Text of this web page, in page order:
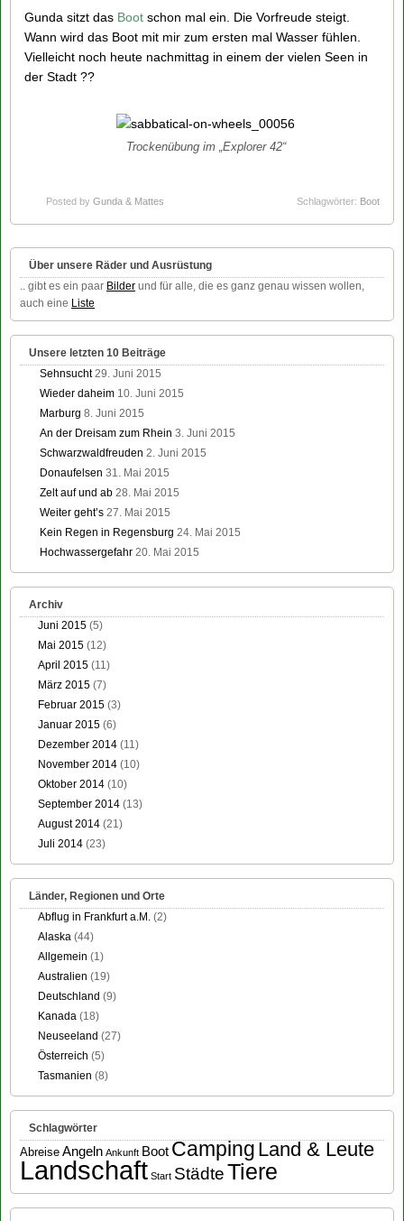
Gunda sitzt das Boot schon mal ein. Die Vorfreude steigt.
Wann wird das Boot mit mir zum ersten mal Wasser fühlen.
Vielleicht noch heute nachmittag in einem der vielen Seen in
der Stadt ??
Trockenübung im „Explorer 42“
Posted by Gunda & Mattes Schlagwörter: Boot
Über unsere Räder und Ausrüstung
.. gibt es ein paar Bilder und für alle, die es ganz genau wissen wollen,
auch eine Liste
Unsere letzten 10 Beiträge
Sehnsucht 29. Juni 2015
Wieder daheim 10. Juni 2015
Marburg 8. Juni 2015
An der Dreisam zum Rhein 3. Juni 2015
Schwarzwaldfreuden 2. Juni 2015
Donaufelsen 31. Mai 2015
Zelt auf und ab 28. Mai 2015
Weiter geht’s 27. Mai 2015
Kein Regen in Regensburg 24. Mai 2015
Hochwassergefahr 20. Mai 2015
Archiv
Juni 2015 (5)
Mai 2015 (12)
April 2015 (11)
März 2015 (7)
Februar 2015 (3)
Januar 2015 (6)
Dezember 2014 (11)
November 2014 (10)
Oktober 2014 (10)
September 2014 (13)
August 2014 (21)
Juli 2014 (23)
Länder, Regionen und Orte
Abflug in Frankfurt a.M. (2)
Alaska (44)
Allgemein (1)
Australien (19)
Deutschland (9)
Kanada (18)
Neuseeland (27)
Österreich (5)
Tasmanien (8)
Schlagwörter
Abreise Angeln Ankunft Boot Camping Land & Leute
Landschaft Start StädteTiere